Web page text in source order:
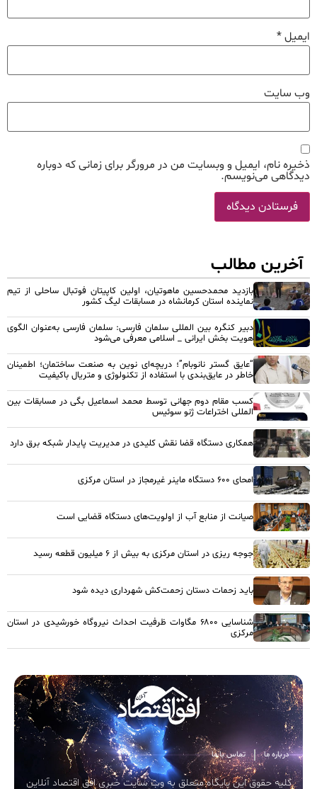
ایمیل*
وب‌ سایت
ذخیره نام، ایمیل و وبسایت من در مرورگر برای زمانی که دوباره
دیدگاهی می‌نویسم.
آخرین مطالب
بازدید محمدحسین ماهوتیان، اولین کاپیتان فوتبال ساحلی از تیم
نماینده استان کرمانشاه در مسابقات لیگ کشور
دبیر کنگره بین المللی سلمان فارسی: سلمان فارسی به‌عنوان الگوی
هویت بخش ایرانی _ اسلامی معرفی می‌شود
“عایق گستر نانوبام”؛ دریچه‌ای نوین به صنعت ساختمان؛ اطمینان
خاطر در عایق‌بندی با استفاده از تکنولوژی و متریال باکیفیت
کسب مقام دوم جهانی توسط محمد اسماعیل بگی در مسابقات بین
المللی اختراعات ژنو سوئیس
همکاری دستگاه قضا نقش کلیدی در مدیریت پایدار شبکه برق دارد
امحای ۶۰۰ دستگاه ماینر غیرمجاز در استان مرکزی
صیانت از منابع آب از اولویت‌های دستگاه قضایی است
جوجه ریزی در استان مرکزی به بیش از ۶ میلیون قطعه رسید
باید زحمات دستان زحمت‌کش شهرداری دیده شود
شناسایی ۶۸۰۰ مگاوات ظرفیت احداث نیروگاه خورشیدی در استان
مرکزی
درباره ما تماس با ما
کلیه حقوق این پایگاه متعلق به وب سایت خبری افق اقتصاد آنلاین